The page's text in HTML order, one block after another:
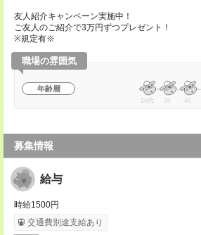
友人紹介キャンペーン実施中！
ご友人のご紹介で3万円ずつプレゼント！
※規定有※
職場の雰囲気
年齢層
20代 30 40
募集情報
給与
時給1500円
交通費別途支給あり